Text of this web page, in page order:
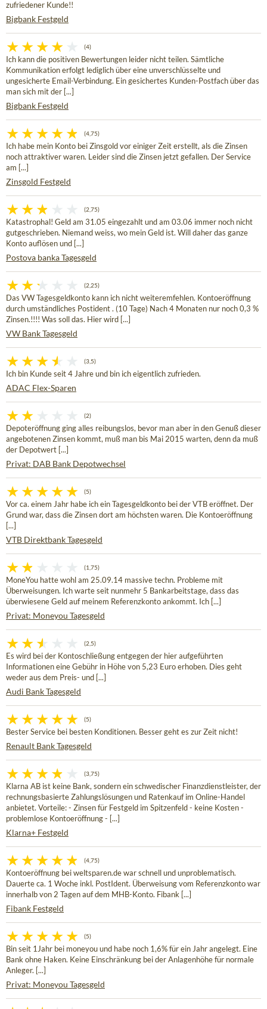
zufriedener Kunde!!
Bigbank Festgeld
(4)
Ich kann die positiven Bewertungen leider nicht teilen. Sämtliche
Kommunikation erfolgt lediglich über eine unverschlüsselte und
ungesicherte Email-Verbindung. Ein gesichertes Kunden-Postfach über das
man sich mit der [...]
Bigbank Festgeld
(4,75)
Ich habe mein Konto bei Zinsgold vor einiger Zeit erstellt, als die Zinsen
noch attraktiver waren. Leider sind die Zinsen jetzt gefallen. Der Service
am [...]
Zinsgold Festgeld
(2,75)
Katastrophal! Geld am 31.05 eingezahlt und am 03.06 immer noch nicht
gutgeschrieben. Niemand weiss, wo mein Geld ist. Will daher das ganze
Konto auflösen und [...]
Postova banka Tagesgeld
(2,25)
Das VW Tagesgeldkonto kann ich nicht weiteremfehlen. Kontoeröffnung
durch umständliches Postident . (10 Tage) Nach 4 Monaten nur noch 0,3 %
Zinsen.!!!! Was soll das. Hier wird [...]
VW Bank Tagesgeld
(3,5)
Ich bin Kunde seit 4 Jahre und bin ich eigentlich zufrieden.
ADAC Flex-Sparen
(2)
Depoteröffnung ging alles reibungslos, bevor man aber in den Genuß dieser
angebotenen Zinsen kommt, muß man bis Mai 2015 warten, denn da muß
der Depotwert [...]
Privat: DAB Bank Depotwechsel
(5)
Vor ca. einem Jahr habe ich ein Tagesgeldkonto bei der VTB eröffnet. Der
Grund war, dass die Zinsen dort am höchsten waren. Die Kontoeröffnung
[...]
VTB Direktbank Tagesgeld
(1,75)
MoneYou hatte wohl am 25.09.14 massive techn. Probleme mit
Überweisungen. Ich warte seit nunmehr 5 Bankarbeitstage, dass das
überwiesene Geld auf meinem Referenzkonto ankommt. Ich [...]
Privat: Moneyou Tagesgeld
(2,5)
Es wird bei der Kontoschließung entgegen der hier aufgeführten
Informationen eine Gebühr in Höhe von 5,23 Euro erhoben. Dies geht
weder aus dem Preis- und [...]
Audi Bank Tagesgeld
(5)
Bester Service bei besten Konditionen. Besser geht es zur Zeit nicht!
Renault Bank Tagesgeld
(3,75)
Klarna AB ist keine Bank, sondern ein schwedischer Finanzdienstleister, der
rechnungsbasierte Zahlungslösungen und Ratenkauf im Online-Handel
anbietet. Vorteile: - Zinsen für Festgeld im Spitzenfeld - keine Kosten -
problemlose Kontoeröffnung - [...]
Klarna+ Festgeld
(4,75)
Kontoeröffnung bei weltsparen.de war schnell und unproblematisch.
Dauerte ca. 1 Woche inkl. PostIdent. Überweisung vom Referenzkonto war
innerhalb von 2 Tagen auf dem MHB-Konto. Fibank [...]
Fibank Festgeld
(5)
Bin seit 1Jahr bei moneyou und habe noch 1,6% für ein Jahr angelegt. Eine
Bank ohne Haken. Keine Einschränkung bei der Anlagenhöhe für normale
Anleger. [...]
Privat: Moneyou Tagesgeld